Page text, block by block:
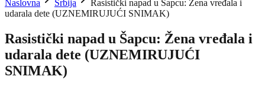
Naslovna
Srbija
Rasistički napad u Šapcu: Žena vređala i
udarala dete (UZNEMIRUJUĆI SNIMAK)
Rasistički napad u Šapcu: Žena vređala i
udarala dete (UZNEMIRUJUĆI
SNIMAK)